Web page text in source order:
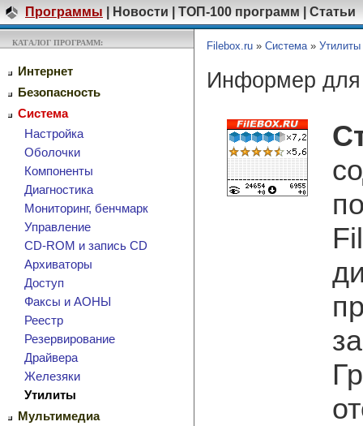
Программы Новости ТОП-100 программ Статьи
КАТАЛОГ ПРОГРАММ:
Интернет
Безопасность
Система
Настройка
Оболочки
Компоненты
Диагностика
Мониторинг, бенчмарк
Управление
CD-ROM и запись CD
Архиваторы
Доступ
Факсы и АОНЫ
Реестр
Резервирование
Драйвера
Железяки
Утилиты
Мультимедиа
Filebox.ru » Система» Утилиты
Информер для